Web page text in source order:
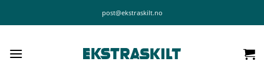
post@ekstraskilt.no